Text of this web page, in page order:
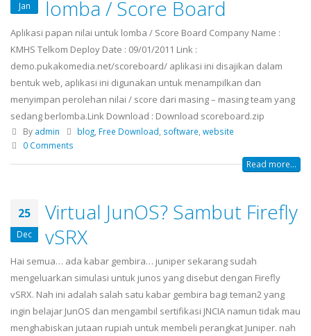
Jan
lomba / Score Board
Aplikasi papan nilai untuk lomba / Score Board Company Name :
KMHS Telkom Deploy Date : 09/01/2011 Link :
demo.pukakomedia.net/scoreboard/ aplikasi ini disajikan dalam
bentuk web, aplikasi ini digunakan untuk menampilkan dan
menyimpan perolehan nilai / score dari masing – masing team yang
sedang berlomba.Link Download : Download scoreboard.zip
By admin blog Free Download software ,website
0 Comments
Read more...
25
Dec
Virtual JunOS? Sambut Firefly
vSRX
Hai semua… ada kabar gembira… juniper sekarang sudah
mengeluarkan simulasi untuk junos yang disebut dengan Firefly
vSRX. Nah ini adalah salah satu kabar gembira bagi teman2 yang
ingin belajar JunOS dan mengambil sertifikasi JNCIA namun tidak mau
menghabiskan jutaan rupiah untuk membeli perangkat Juniper. nah